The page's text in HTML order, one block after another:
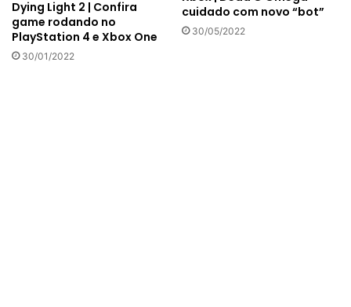
Dying Light 2 | Confira
game rodando no
PlayStation 4 e Xbox One
30/01/2022
cuidado com novo “bot”
30/05/2022